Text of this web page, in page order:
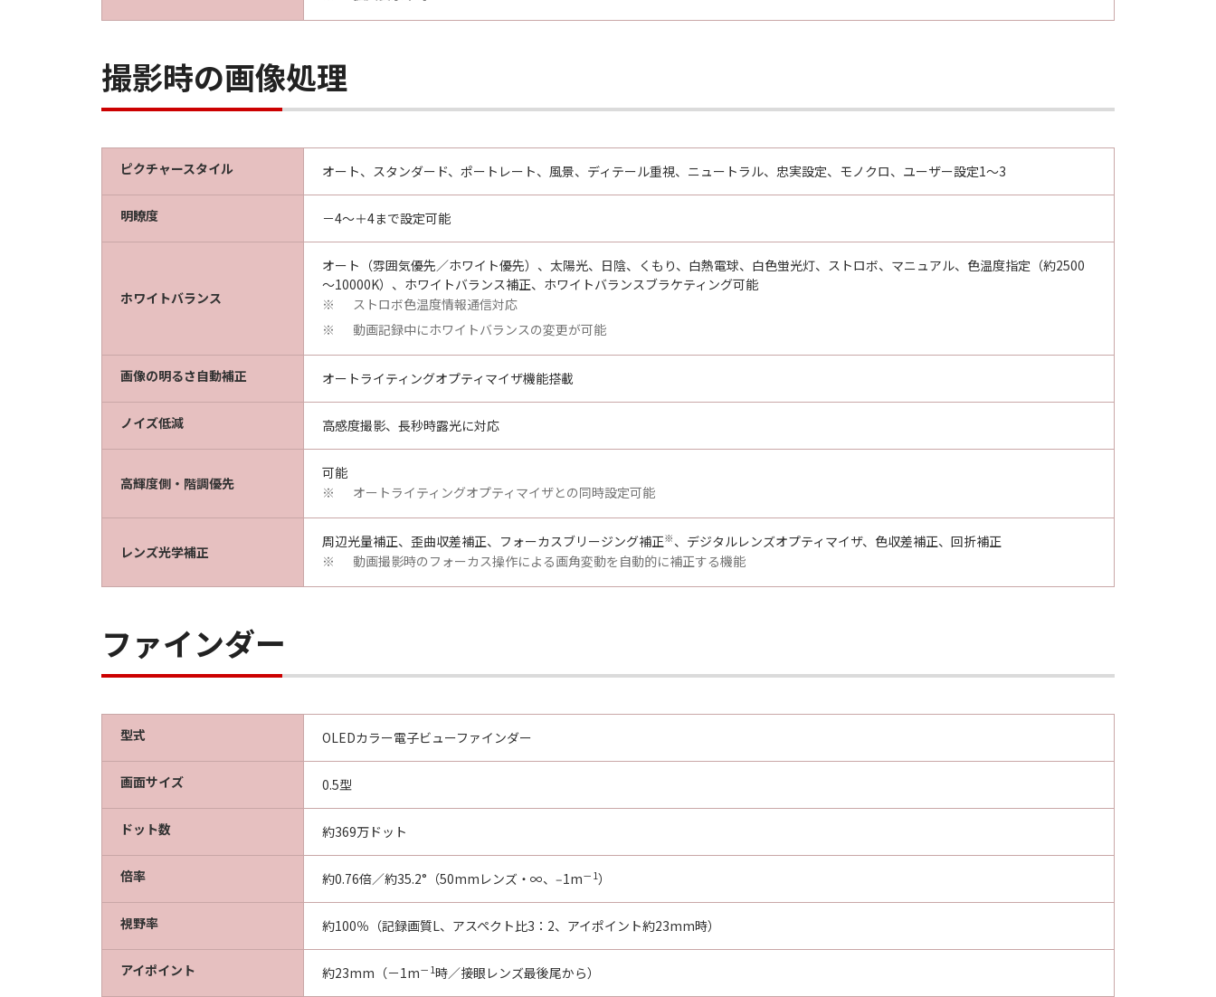
撮影時の画像処理
ピクチャースタイル オート、スタンダード、ポートレート、風景、ディテール重視、ニュートラル、忠実設定、モノクロ、ユーザー設定1～3
明瞭度 －4～＋4まで設定可能
ホワイトバランス
オート（雰囲気優先／ホワイト優先）、太陽光、日陰、くもり、白熱電球、白色蛍光灯、ストロボ、マニュアル、色温度指定（約2500
～10000K）、ホワイトバランス補正、ホワイトバランスブラケティング可能
※ ストロボ色温度情報通信対応
※ 動画記録中にホワイトバランスの変更が可能
画像の明るさ自動補正 オートライティングオプティマイザ機能搭載
ノイズ低減 高感度撮影、長秒時露光に対応
高輝度側・階調優先
可能
※ オートライティングオプティマイザとの同時設定可能
レンズ光学補正
周辺光量補正、歪曲収差補正、フォーカスブリージング補正※ 、デジタルレンズオプティマイザ、色収差補正、回折補正
※ 動画撮影時のフォーカス操作による画角変動を自動的に補正する機能
ファインダー
型式 OLEDカラー電子ビューファインダー
画面サイズ 0.5型
ドット数 約369万ドット
倍率 約0.76倍／約35.2°（50mmレンズ・∞、‒1m－1）
視野率 約100％（記録画質L、アスペクト比3：2、アイポイント約23mm時）
アイポイント 約23mm（－1m－1時／接眼レンズ最後尾から）